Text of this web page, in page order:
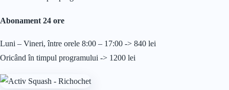
Abonament 24 ore
Luni – Vineri, între orele 8:00 – 17:00 -> 840 lei
Oricând în timpul programului -> 1200 lei